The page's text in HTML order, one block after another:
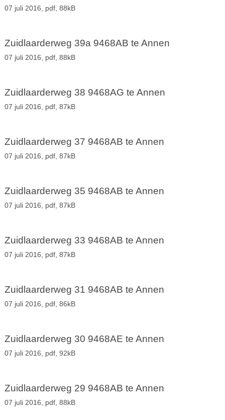
07 juli 2016, pdf, 88kB
Zuidlaarderweg 39a 9468AB te Annen
07 juli 2016, pdf, 88kB
Zuidlaarderweg 38 9468AG te Annen
07 juli 2016, pdf, 87kB
Zuidlaarderweg 37 9468AB te Annen
07 juli 2016, pdf, 87kB
Zuidlaarderweg 35 9468AB te Annen
07 juli 2016, pdf, 87kB
Zuidlaarderweg 33 9468AB te Annen
07 juli 2016, pdf, 87kB
Zuidlaarderweg 31 9468AB te Annen
07 juli 2016, pdf, 86kB
Zuidlaarderweg 30 9468AE te Annen
07 juli 2016, pdf, 92kB
Zuidlaarderweg 29 9468AB te Annen
07 juli 2016, pdf, 88kB